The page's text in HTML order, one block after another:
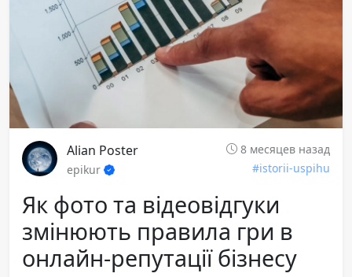
Alian Poster
8 месяцев назад
epikur
#istorii-uspihu
Як фото та відеовідгуки
змінюють правила гри в
онлайн-репутації бізнесу